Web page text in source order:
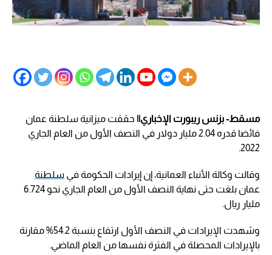
مسقط- بزنس ريبورت الإخباري|| حققت ميزانية سلطنة عمان
فائضا قدره 2.04 مليار دولار في النصف الأول من العام الجاري
2022.
وقالت وكالة الأنباء العمانية، إن إيرادات الحكومة في سلطنة
عمان بلغت حتى نهاية النصف الأول من العام الجاري نحو 6.724
مليار ريال.
وشهدت الإيرادات في النصف الأول ارتفاع بنسبة 54.2% مقارنة
بالإيرادات المحصلة في الفترة نفسها من العام الماضي.